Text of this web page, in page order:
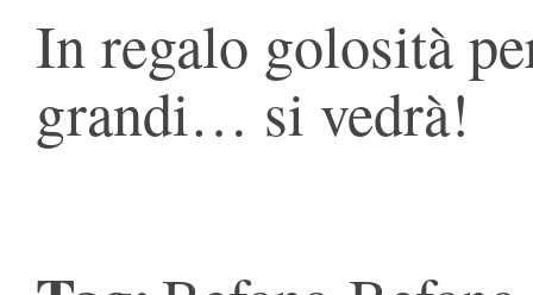
In regalo golosità
grandi… si vedrà!